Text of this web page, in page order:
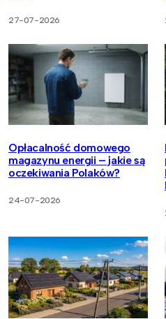
27-07-2026
Opłacalność domowego
magazynu energii – jakie są
oczekiwania Polaków?
24-07-2026